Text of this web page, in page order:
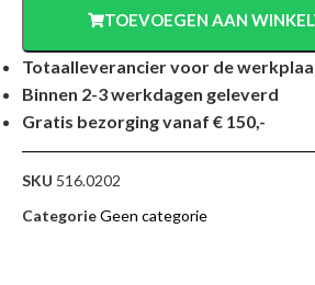
TOEVOEGEN AAN
Totaalleverancier voor de
Binnen 2-3 werkdagen geleverd
Gratis bezorging vanaf € 150,-
SKU 516.0202
CategorieGeen categorie